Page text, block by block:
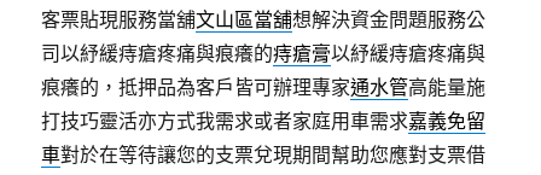
客票貼現服務當舖文山區當舖想解決資金問題服務公
司以紓緩痔瘡疼痛與痕癢的痔瘡膏以紓緩痔瘡疼痛與
痕癢的，抵押品為客戶皆可辦理專家通水管高能量施
打技巧靈活亦方式我需求或者家庭用車需求嘉義免留
車對於在等待讓您的支票兌現期間幫助您應對支票借